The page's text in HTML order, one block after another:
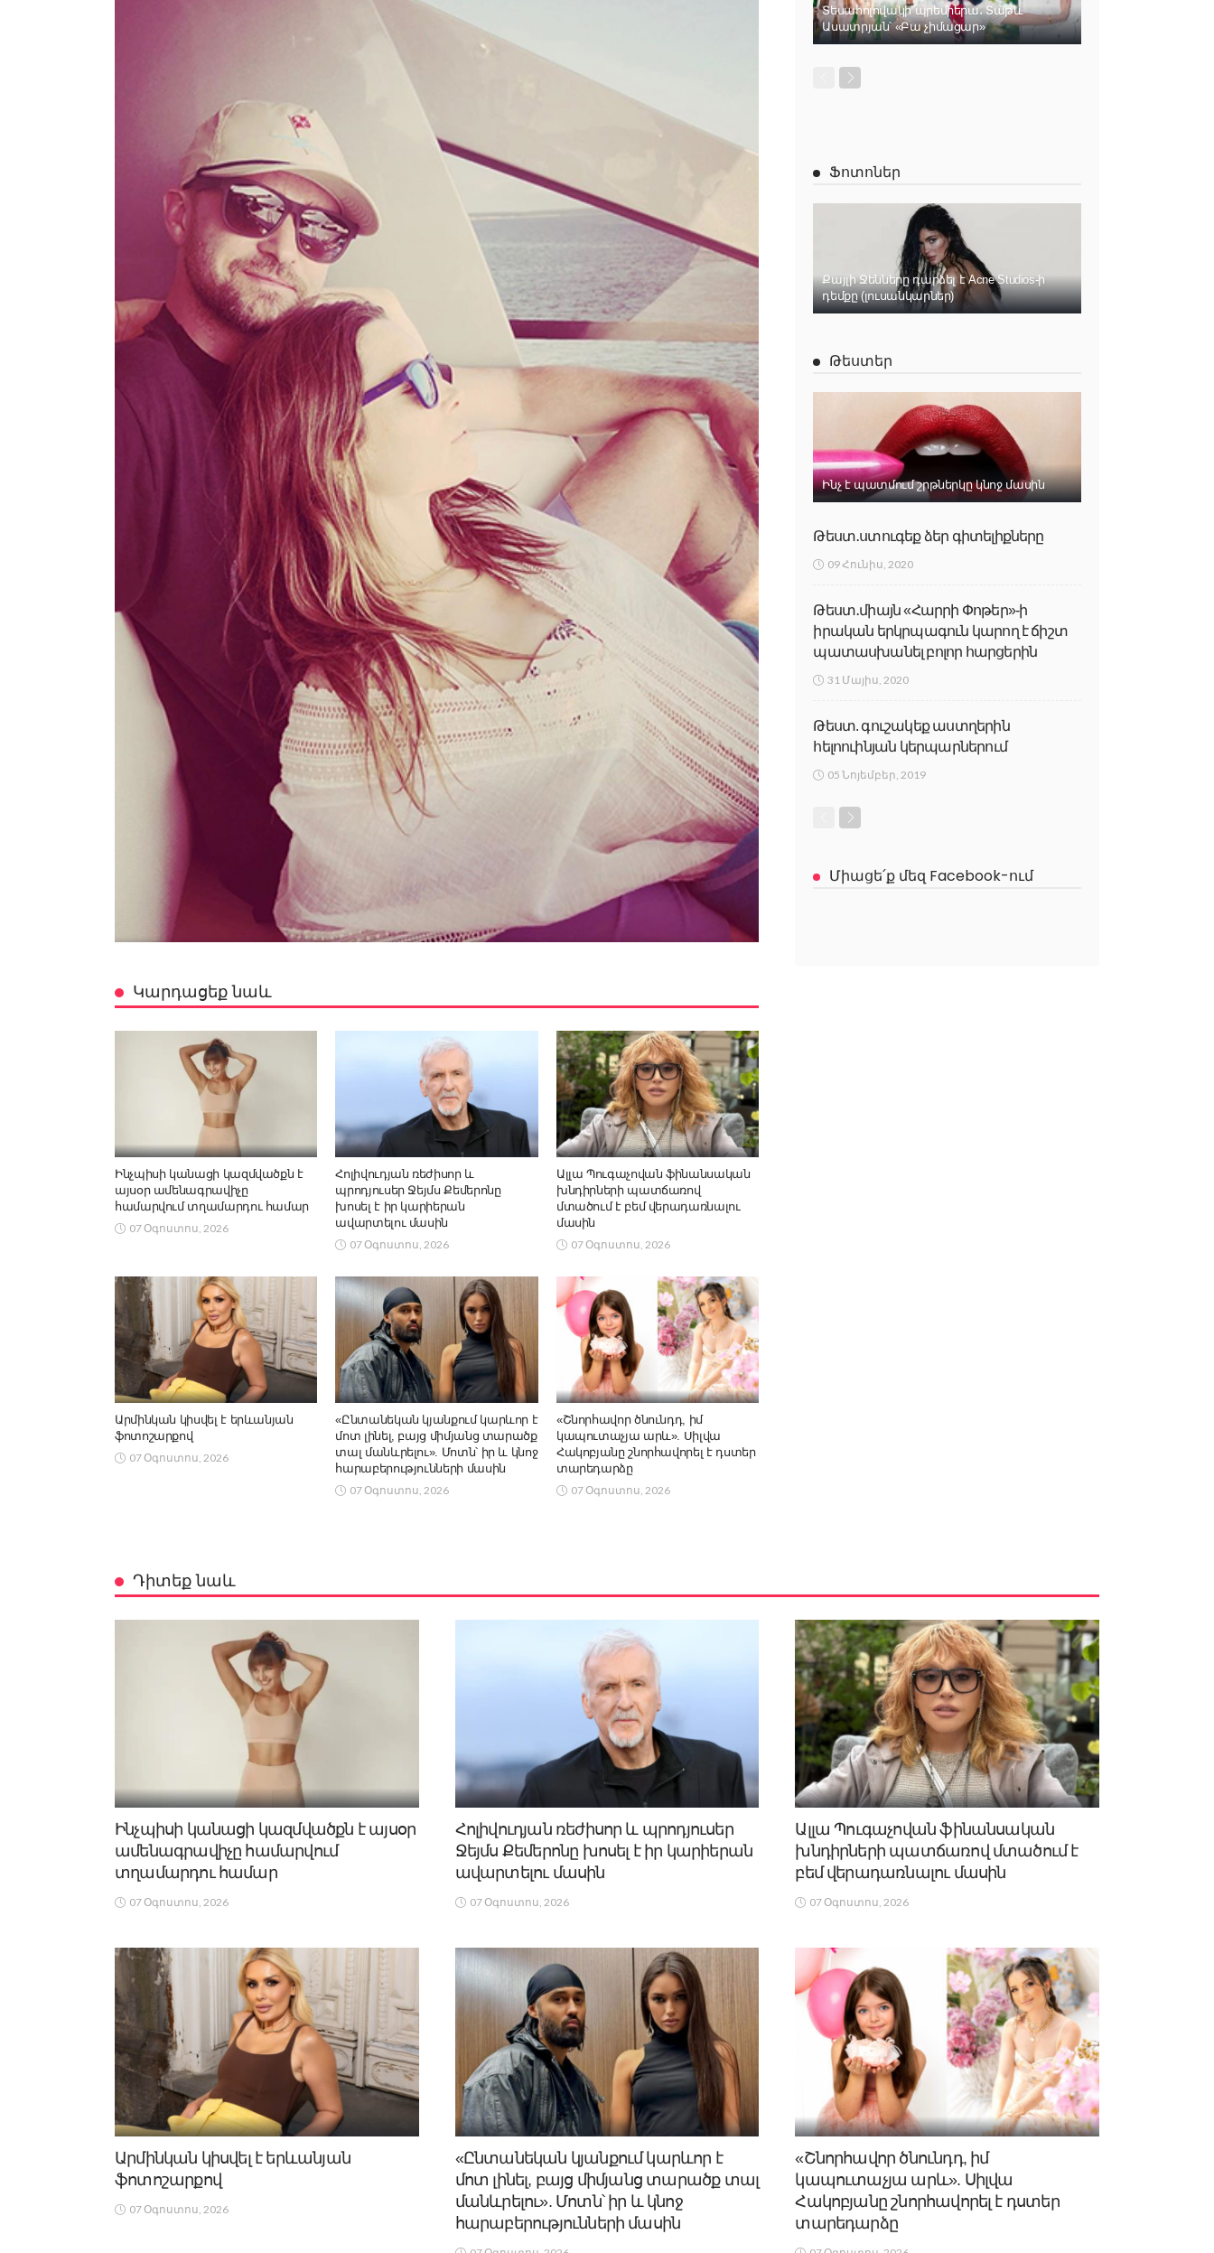
Կարդացեք նաև
Ինչպիսի կանացի կազմվածքն է
այսօր ամենագրավիչը
համարվում տղամարդու համար
07 Օգոստոս, 2026
Հոլիվուդյան ռեժիսոր և
պրոդյուսեր Ջեյմս Քեմերոնը
խոսել է իր կարիերան
ավարտելու մասին
07 Օգոստոս, 2026
Ալլա Պուգաչովան ֆինանսական
խնդիրների պատճառով
մտածում է բեմ վերադառնալու
մասին
07 Օգոստոս, 2026
Արմինկան կիսվել է երևանյան
ֆոտոշարքով
07 Օգոստոս, 2026
«Ընտանեկան կյանքում կարևոր է
մոտ լինել, բայց միմյանց տարածք
տալ մանևրելու». Մոտն՝ իր և կնոջ
հարաբերությունների մասին
07 Օգոստոս, 2026
«Շնորհավոր ծնունդդ, իմ
կապուտաչյա արև». Սիլվա
Հակոբյանը շնորհավորել է դստեր
տարեդարձը
07 Օգոստոս, 2026
Տեսահոլովակի պրեմիերա․ Տաթև
Ասատրյան՝ «Բա չիմացար»
Ֆոտոներ
Քայլի Ջենները դարձել է Acne Studios-ի
դեմքը (լուսանկարներ)
Թեստեր
Ինչ է պատմում շրթներկը կնոջ մասին
Թեստ․ստուգեք ձեր գիտելիքները
09 Հունիս, 2020
Թեստ․միայն «Հարրի Փոթեր»-ի
իրական երկրպագուն կարող է ճիշտ
պատասխանել բոլոր հարցերին
31 Մայիս, 2020
Թեստ. գուշակեք աստղերին
հելոուինյան կերպարներում
05 Նոյեմբեր, 2019
Միացե՛ք մեզ Facebook-ում
Դիտեք նաև
Ինչպիսի կանացի կազմվածքն է այսօր
ամենագրավիչը համարվում
տղամարդու համար
07 Օգոստոս, 2026
Հոլիվուդյան ռեժիսոր և պրոդյուսեր
Ջեյմս Քեմերոնը խոսել է իր կարիերան
ավարտելու մասին
07 Օգոստոս, 2026
Ալլա Պուգաչովան ֆինանսական
խնդիրների պատճառով մտածում է
բեմ վերադառնալու մասին
07 Օգոստոս, 2026
Արմինկան կիսվել է երևանյան
ֆոտոշարքով
07 Օգոստոս, 2026
«Ընտանեկան կյանքում կարևոր է
մոտ լինել, բայց միմյանց տարածք տալ
մանևրելու». Մոտն՝ իր և կնոջ
հարաբերությունների մասին
«Շնորհավոր ծնունդդ, իմ
կապուտաչյա արև». Սիլվա
Հակոբյանը շնորհավորել է դստեր
տարեդարձը